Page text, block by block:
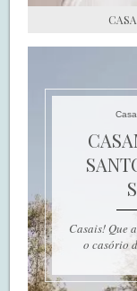
Casais! Que
o casório